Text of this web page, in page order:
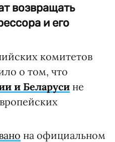
возвращать
и его
комитетов
о том, что
и Беларуси не
на официальном